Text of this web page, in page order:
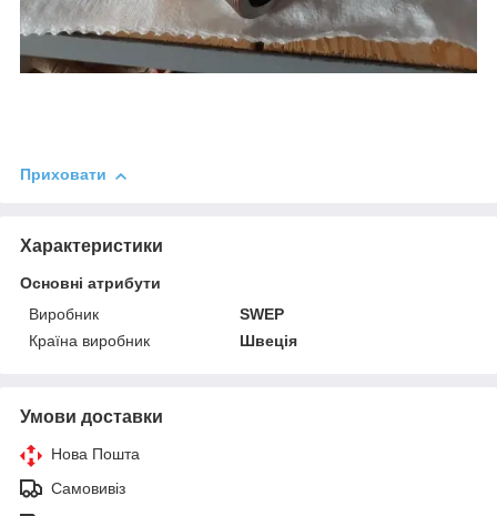
Приховати
Характеристики
Основні атрибути
Виробник
SWEP
Країна виробник
Швеція
Умови доставки
Нова Пошта
Самовивіз